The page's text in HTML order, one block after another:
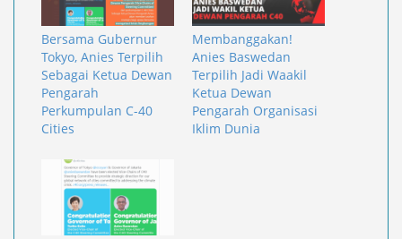
Bersama Gubernur
Tokyo, Anies Terpilih
Sebagai Ketua Dewan
Pengarah
Perkumpulan C-40
Cities
Membanggakan!
Anies Baswedan
Terpilih Jadi Waakil
Ketua Dewan
Pengarah Organisasi
Iklim Dunia